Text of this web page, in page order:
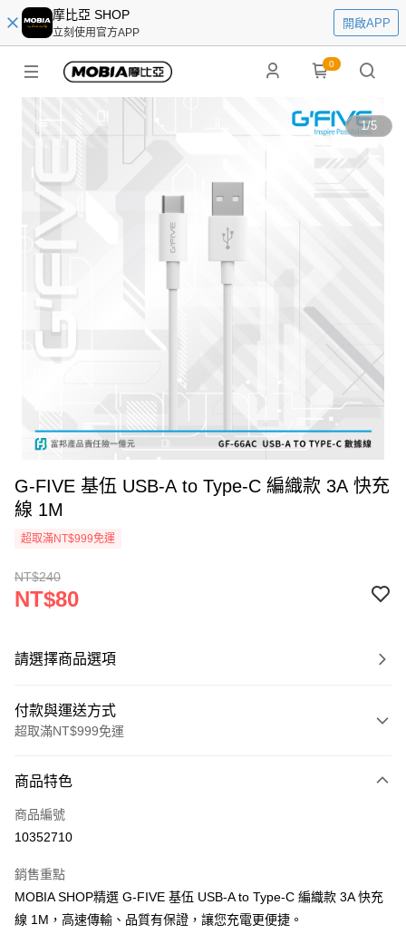
摩比亞 SHOP
立刻使用官方APP
開啟APP
0
1/5
G-FIVE 基伍 USB-A to Type-C 編織款 3A 快充
線 1M
超取滿NT$999免運
NT$240
NT$80
請選擇商品選項
付款與運送方式
超取滿NT$999免運
信用卡一次付款
LINE Pay
街口支付
悠遊付
商品特色
商品編號
10352710
銷售重點
MOBIA SHOP精選 G-FIVE 基伍 USB-A to Type-C 編織款 3A 快充
線 1M，高速傳輸、品質有保證，讓您充電更便捷。